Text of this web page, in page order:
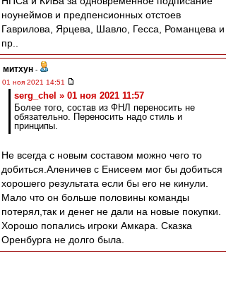
ноунеймов и предпенсионных отстоев
Гаврилова, Ярцева, Шавло, Гесса, Романцева и
пр..
митхун -
01 ноя 2021 14:51
serg_chel » 01 ноя 2021 11:57
Более того, состав из ФНЛ переносить не
обязательно. Переносить надо стиль и
принципы.
Не всегда с новым составом можно чего то
добиться.Аленичев с Енисеем мог бы добиться
хорошего результата если бы его не кинули.
Мало что он больше половины команды
потерял,так и денег не дали на новые покупки.
Хорошо попались игроки Амкара. Сказка
Оренбурга не долго была.